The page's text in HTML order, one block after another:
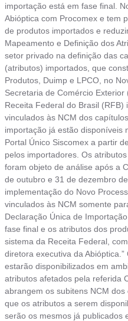
importação está em fase final.
Abióptica com Procomex e tem
de produtos importados e
Mapeamento e Definição dos
setor privado na definição das
(atributos) importados, que
Produtos, Duimp e LPCO, no
Secretaria de Comércio
Receita Federal do Brasil
vinculados às NCM dos
importação já estão disponíveis
Portal Único Siscomex a partir
pelos importadores. Os
foram objeto de análise após a
de outubro e 31 de dezembro
implementação do Novo
vinculados às NCM somente
Declaração Única de
fase final e os atributos dos
sistema da Receita Federal,
diretora executiva da
estarão disponibilizados em
atributos afetados pela referida
abrangem os subitens NCM
que os atributos a serem
serão os mesmos já publicados